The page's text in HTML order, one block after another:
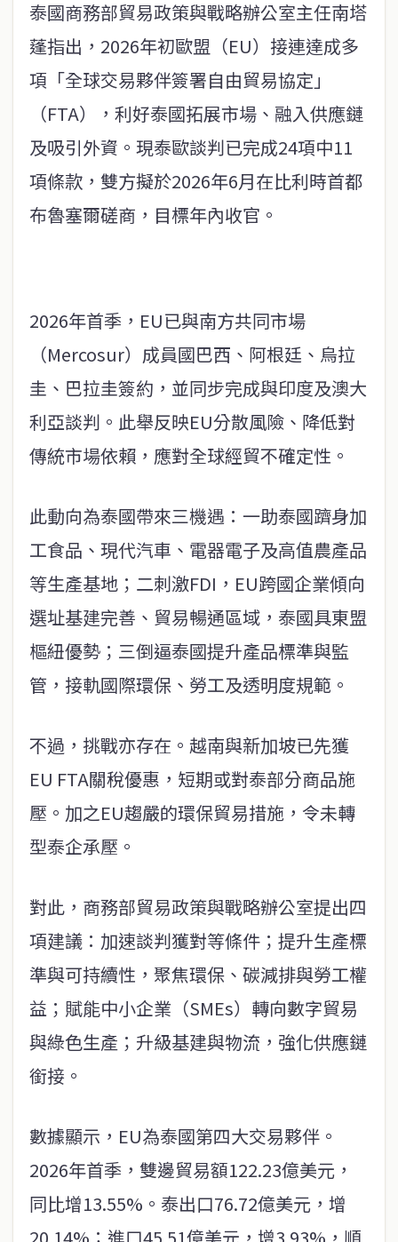
泰國商務部貿易政策與戰略辦公室主任南塔
蓬指出，2026年初歐盟（EU）接連達成多
項「全球交易夥伴簽署自由貿易協定」
（FTA），利好泰國拓展市場、融入供應鏈
及吸引外資。現泰歐談判已完成24項中11
項條款，雙方擬於2026年6月在比利時首都
布魯塞爾磋商，目標年內收官。
2026年首季，EU已與南方共同市場
（Mercosur）成員國巴西、阿根廷、烏拉
圭、巴拉圭簽約，並同步完成與印度及澳大
利亞談判。此舉反映EU分散風險、降低對
傳統市場依賴，應對全球經貿不確定性。
此動向為泰國帶來三機遇：一助泰國躋身加
工食品、現代汽車、電器電子及高值農產品
等生產基地；二刺激FDI，EU跨國企業傾向
選址基建完善、貿易暢通區域，泰國具東盟
樞紐優勢；三倒逼泰國提升產品標準與監
管，接軌國際環保、勞工及透明度規範。
不過，挑戰亦存在。越南與新加坡已先獲
EU FTA關稅優惠，短期或對泰部分商品施
壓。加之EU趨嚴的環保貿易措施，令未轉
型泰企承壓。
對此，商務部貿易政策與戰略辦公室提出四
項建議：加速談判獲對等條件；提升生產標
準與可持續性，聚焦環保、碳減排與勞工權
益；賦能中小企業（SMEs）轉向數字貿易
與綠色生產；升級基建與物流，強化供應鏈
銜接。
數據顯示，EU為泰國第四大交易夥伴。
2026年首季，雙邊貿易額122.23億美元，
同比增13.55%。泰出口76.72億美元，增